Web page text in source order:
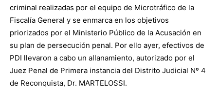
criminal realizadas por el equipo de Microtráfico de la
Fiscalía General y se enmarca en los objetivos
priorizados por el Ministerio Público de la Acusación en
su plan de persecución penal. Por ello ayer, efectivos de
PDI llevaron a cabo un allanamiento, autorizado por el
Juez Penal de Primera instancia del Distrito Judicial Nº 4
de Reconquista, Dr. MARTELOSSI.